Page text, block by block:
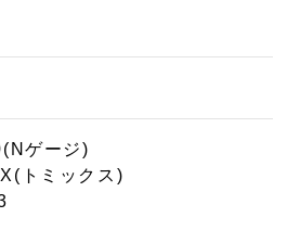
ゲージ)
トミックス)